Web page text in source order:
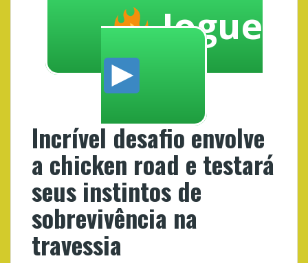
Jogue
Incrível desafio envolve
a chicken road e testará
seus instintos de
sobrevivência na
travessia